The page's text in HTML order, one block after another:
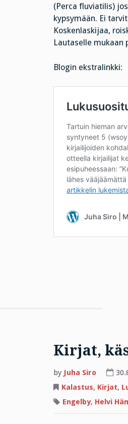
(Perca fluviatilis)
kypsymään. Ei
Koskenlaskijaa,
Lautaselle
Blogin ekstralinkki:
Kirjat,
by Juha Siro
Kalastus, Kirjat,
Engelby, Helvi